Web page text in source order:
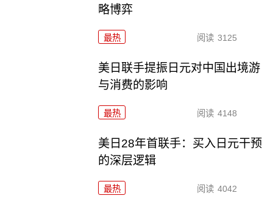
略博弈
最热 阅读 3125
美日联手提振日元对中国出境游
与消费的影响
最热 阅读 4148
美日28年首联手：买入日元干预
的深层逻辑
最热 阅读 4042